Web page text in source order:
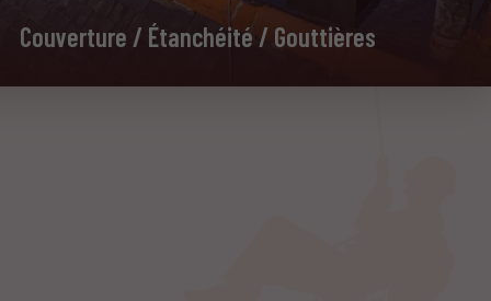
Couverture / Étanchéité / Gouttières